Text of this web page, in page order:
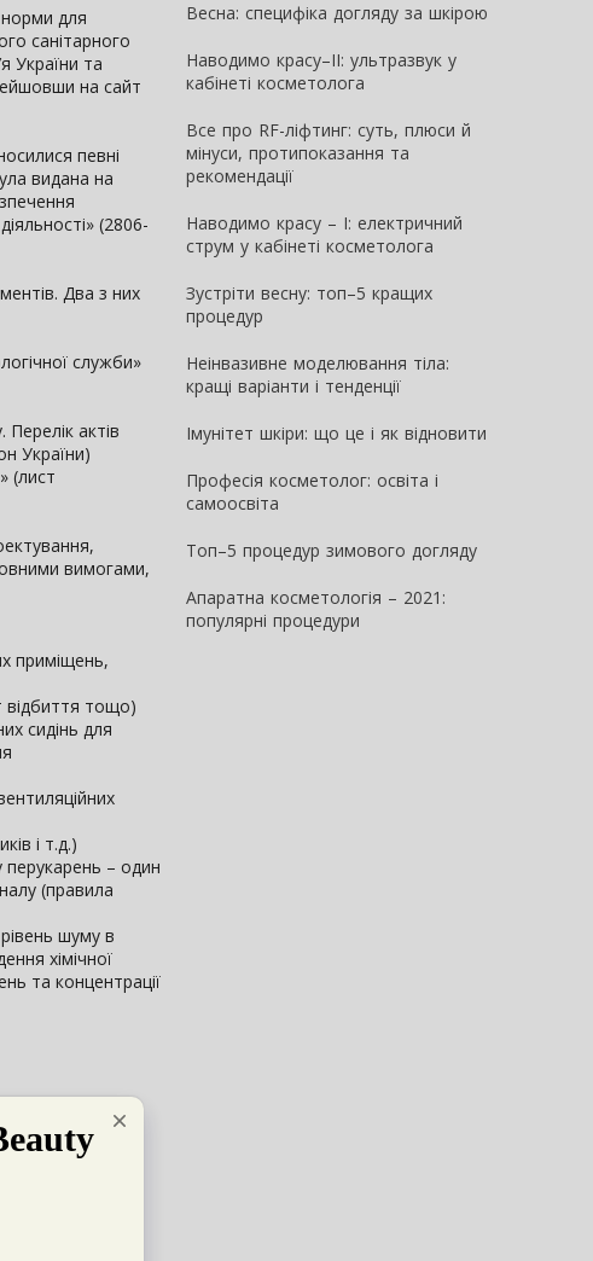
Весна: специфіка догляду за шкірою
Наводимо красу–II: ультразвук у
кабінеті косметолога
Все про RF-ліфтинг: суть, плюси й
мінуси, протипоказання та
рекомендації
Наводимо красу – I: електричний
струм у кабінеті косметолога
Зустріти весну: топ–5 кращих
процедур
Неінвазивне моделювання тіла:
кращі варіанти і тенденції
Імунітет шкіри: що це і як відновити
Професія косметолог: освіта і
самоосвіта
Топ–5 процедур зимового догляду
Апаратна косметологія – 2021:
популярні процедури
для
санітарного
України та
на сайт
певні
видана на
(2806-
Два з них
служби»
актів
України)
(лист
вимогами,
приміщень,
відбиття тощо)
сидінь для
і т.д.)
перукарень – один
(правила
шуму в
хімічної
та концентрації